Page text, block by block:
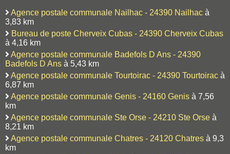
Agence postale communale Nailhac - 24390 Nailhac à
3,83 km
Bureau de poste Cherveix Cubas - 24390 Cherveix Cubas
à 4,16 km
Agence postale communale Badefols D Ans - 24390
Badefols D Ans à 5,43 km
Agence postale communale Tourtoirac - 24390 Tourtoirac à
6,87 km
Agence postale communale Genis - 24160 Genis à 7,56
km
Agence postale communale Ste Orse - 24210 Ste Orse à
8,21 km
Agence postale communale Chatres - 24120 Chatres à 9,3
km